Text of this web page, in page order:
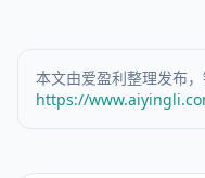
本文由爱盈利整理发布，
https://